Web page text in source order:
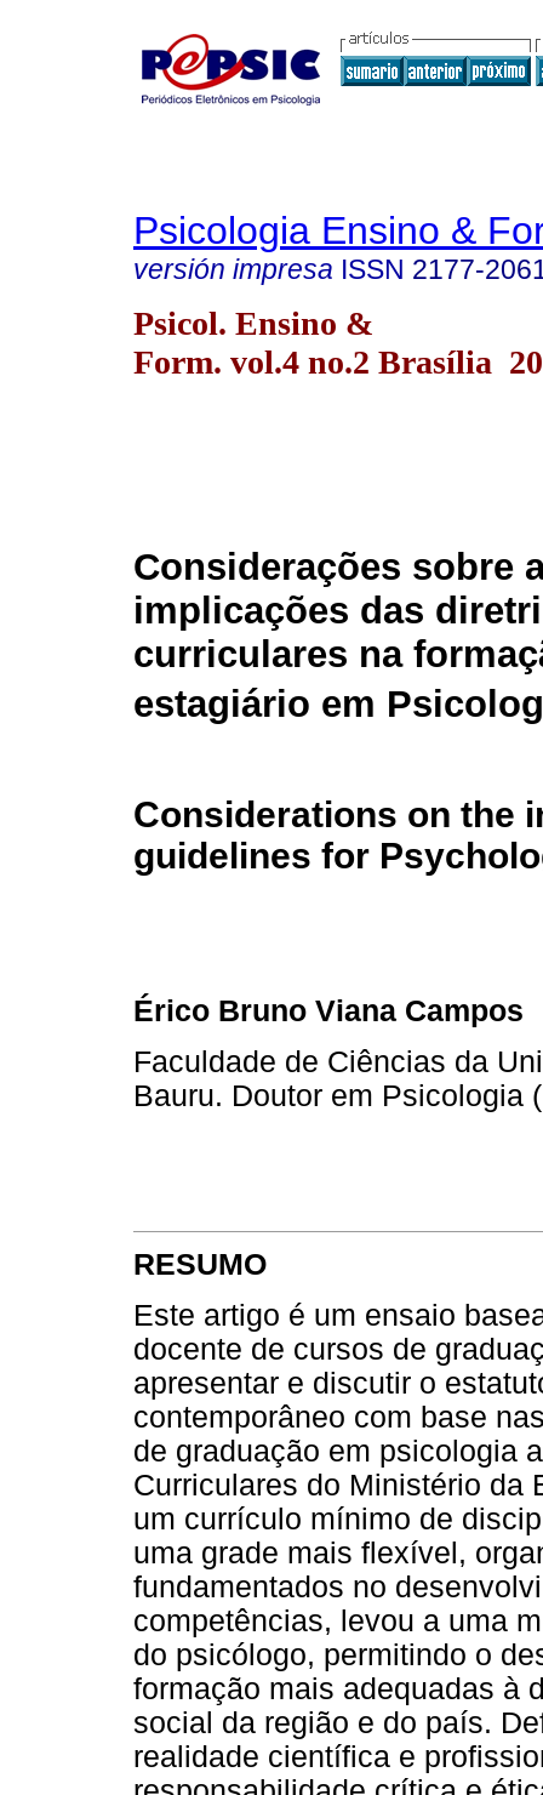
Psicologia Ensino &
versión impresa ISSN 2177-
Psicol. Ensino &
Form. vol.4 no.2 Brasília
Considerações sobre
implicações das
curriculares na
estagiário em
Considerations on the
guidelines for
Érico Bruno Viana Campos
Faculdade de Ciências da
Bauru. Doutor em Psicologia
RESUMO
Este artigo é um ensaio
docente de cursos de
apresentar e discutir o
contemporâneo com base
de graduação em psicologia
Curriculares do Ministério da
um currículo mínimo de
uma grade mais flexível,
fundamentados no
competências, levou a uma
do psicólogo, permitindo o
formação mais adequadas à
social da região e do país.
realidade científica e